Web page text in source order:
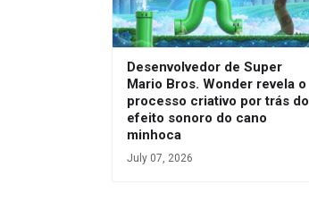
Desenvolvedor de Super
Mario Bros. Wonder revela o
processo criativo por trás do
efeito sonoro do cano
minhoca
July 07, 2026